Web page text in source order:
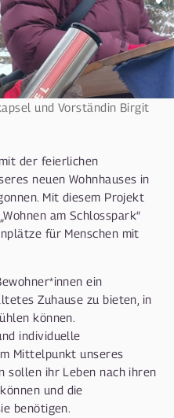
und Vorständin Birgit
der feierlichen
neuen Wohnhauses in
Mit diesem Projekt
am Schlosspark“
für Menschen mit
ein
Zuhause zu bieten, in
können.
individuelle
Mittelpunkt unseres
sollen ihr Leben nach ihren
und die
benötigen.